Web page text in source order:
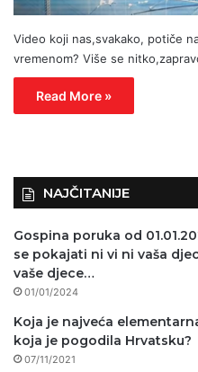
Video koji nas,svakako, potiče
vremenom? Više se
Read More »
NAJČITANIJE
Gospina poruka od
se pokajati ni vi ni vaša
vaše djece…
01/01/2024
Koja je najveća
koja je pogodila Hrvatsku?
07/11/2021